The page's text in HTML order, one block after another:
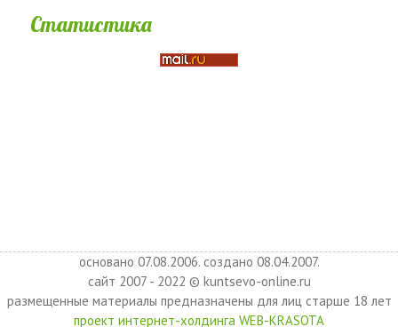
Статистика
основано 07.08.2006. создано 08.04.2007.
сайт 2007 - 2022 © kuntsevo-online.ru
размещенные материалы предназначены для лиц старше 18 лет
проект интернет-холдинга WEB-KRASOTA